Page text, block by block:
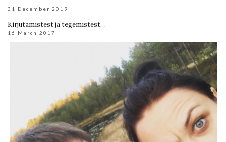
31 December 2019
Kirjutamistest ja tegemistest…
16 March 2017